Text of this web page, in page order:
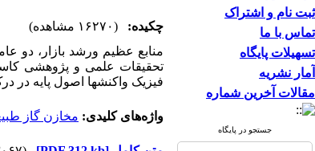
ثبت نام و اشتراک
تماس با ما
تسهیلات پایگاه
آمار نشریه
مقالات آخرین شماره
جستجو در پایگاه
چکیده:
(۱۶۲۷۰ مشاهده)
منابع عظیم ورشد بازار، دو
تحقیقات علمی و پژوهشی
فیزیک واکنشها اصول پایه در
واژه‌های کلیدی: مخازن گاز